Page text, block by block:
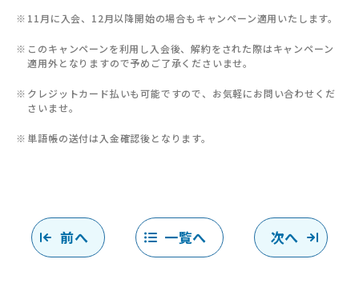
11月に入会、12月以降開始の場合もキャンペーン適用いたします。
このキャンペーンを利用し入会後、解約をされた際はキャンペーン
適用外となりますので予めご了承くださいませ。
クレジットカード払いも可能ですので、お気軽にお問い合わせくだ
さいませ。
単語帳の送付は入金確認後となります。
前へ 一覧へ 次へ